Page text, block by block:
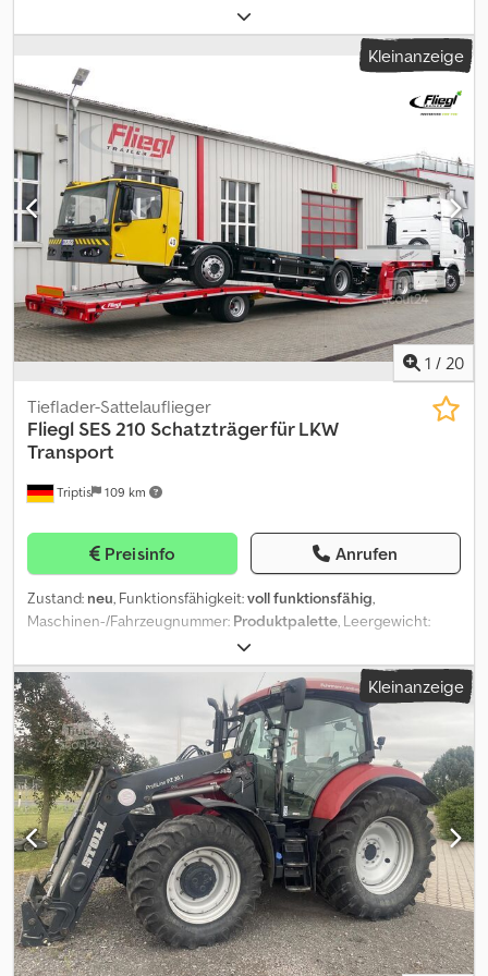
, | Krone Box Liner SZC 18 eL20
ADR-Chassi 20ft Container | 1-A Liftachse | Krone Achse mit
Scheibenbremsen | Reifen: 385/65 R22.5 | Irrtum, Eingabe und
Vorverkauf vorbehalten. Dcsdpsw Uabvsfx Ag Ujk
Kleinanzeige
1 / 20
Triptis 109 km
Tieflader-Sattelauflieger
Fliegl SES 210 Schatzträger für LKW
Transport
Preisinfo Anrufen
Zustand: neu, Funktionsfähigkeit:voll funktionsfähig,
Maschinen-/Fahrzeugnummer: Produktpalette, Leergewicht:
, maximales Ladegewicht:
21.000 kg, Achsen-Konfiguration:1 Achse, Laderaumlänge:9.930
mm, Laderaumbreite: 2.540 mm , Laderaumhöhe:850 mm,
Gesamtlänge:
, Gesamtbreite:2.550 mm, Federung:
Luft, Reifengröße: 235/75 R17,5", Reifenzustand:100 %
Original, Baujahr:2026, Maßgeschneiderte Transportlösung
(Dargestelltes Fahrzeug nur Beispiel) Produktion und Ausstattung
individuell nach Kundenwunsch Fahrgestell Tieflade
Sattelauflieger Stahl Schweißkonstruktion, Sattelplatte mit
auswechselbarem 2 Königszapfen, Tiefbett ab Radbereich bis
zum Schwanenhals schräg laufend auf ca. 210 mm Ladehöhe,
Heck bis zum Radbereich schräg, Einhängeleiste für Alu Rampen
am Heck über gesamte Breite Unterlegkeile + Halter
Seitenanfahrschutz Aluminium Radabdeckung mit verzinktem
Stahlblech, abnehmbar 1 Abschleppöse am Heck, 10 to. Ersatzrad
Kleinanzeige